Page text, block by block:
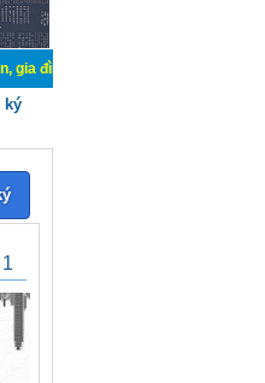
bán, ký gửi, cho thuê thiết bị
ký